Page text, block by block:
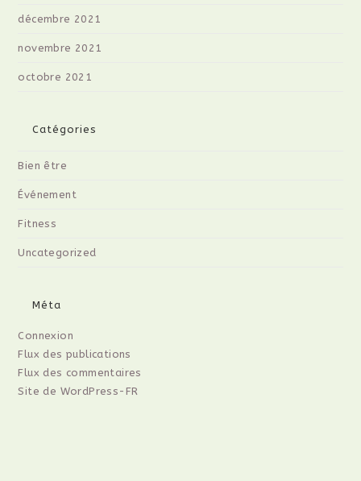
décembre 2021
novembre 2021
octobre 2021
Catégories
Bien être
Événement
Fitness
Uncategorized
Méta
Connexion
Flux des publications
Flux des commentaires
Site de WordPress-FR